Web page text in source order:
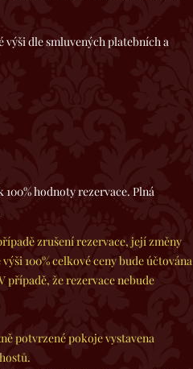
dle smluvených platebních a
hodnoty rezervace. Plná
zrušení rezervace, její změny
100% celkové ceny bude účtována
případě, že rezervace nebude
potvrzené pokoje vystavena